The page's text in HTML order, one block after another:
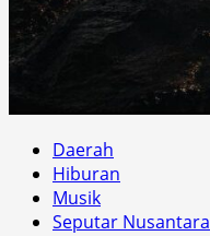
Daerah
Hiburan
Musik
Seputar Nusantara